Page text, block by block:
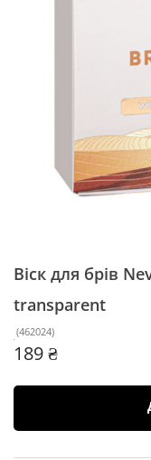
Віск для брів
transparent
(462024)
189 ₴